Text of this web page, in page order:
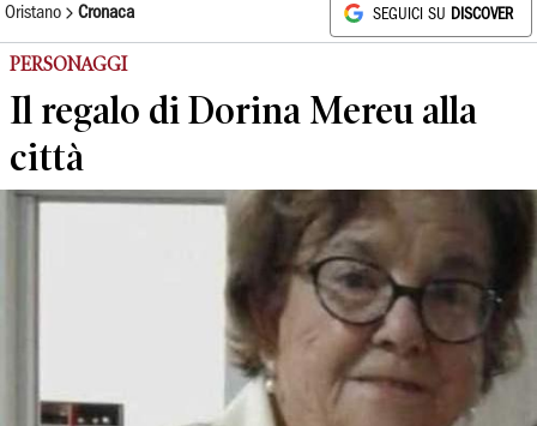
Oristano Cronaca SEGUICI SU DISCOVER
PERSONAGGI
Il regalo di Dorina Mereu alla
città